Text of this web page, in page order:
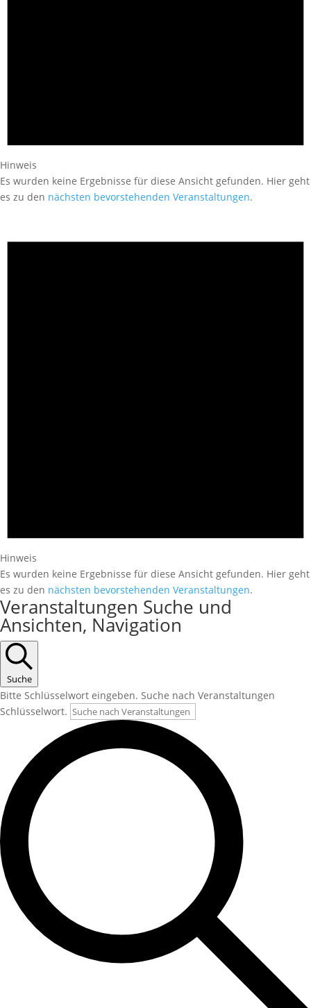
Hinweis
Es wurden keine Ergebnisse für diese Ansicht gefunden. Hier geht
es zu den nächsten bevorstehenden Veranstaltungen.
Hinweis
Es wurden keine Ergebnisse für diese Ansicht gefunden. Hier geht
es zu den nächsten bevorstehenden Veranstaltungen.
Veranstaltungen Suche und
Ansichten, Navigation
Suche
Bitte Schlüsselwort eingeben. Suche nach Veranstaltungen
Schlüsselwort.